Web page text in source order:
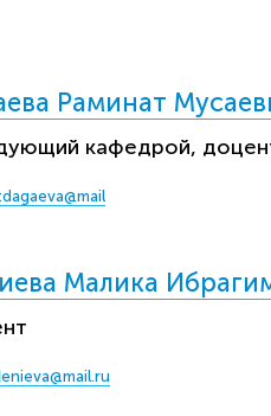
Раминат
кафедрой,
Малика